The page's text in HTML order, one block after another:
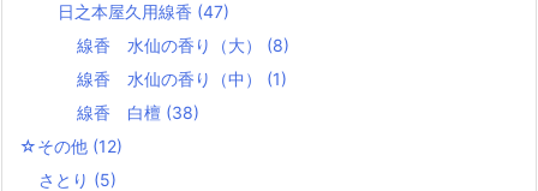
日之本屋久用線香 (47)
線香 水仙の香り（大） (8)
線香 水仙の香り（中） (1)
線香 白檀 (38)
☆その他 (12)
さとり (5)